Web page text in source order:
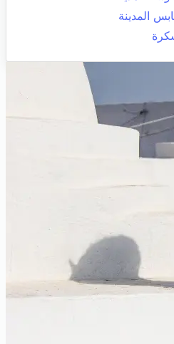
المدينة